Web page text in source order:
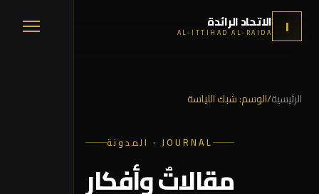
ا الاتحاد الرائدة
AL-ITTIHAD AL-RAIDA
الرئيسية/الوسم:شبك اللياسة
JOURNAL · المدونة
مقالاتٌ وأفكار